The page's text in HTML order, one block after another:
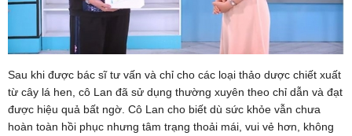
Sau khi được bác sĩ tư vấn và chỉ cho các loại thảo dược chiết xuất
từ cây lá hen, cô Lan đã sử dụng thường xuyên theo chỉ dẫn và đạt
được hiệu quả bất ngờ. Cô Lan cho biết dù sức khỏe vẫn chưa
hoàn toàn hồi phục nhưng tâm trạng thoải mái, vui vẻ hơn, không